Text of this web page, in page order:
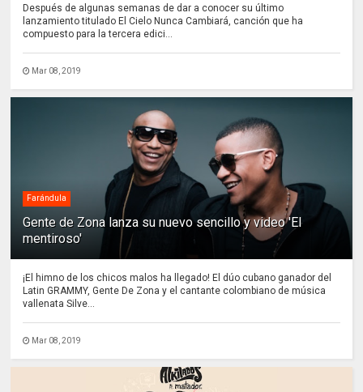
Después de algunas semanas de dar a conocer su último
lanzamiento titulado El Cielo Nunca Cambiará, canción que ha
compuesto para la tercera edici...
Mar 08, 2019
Farándula
Gente de Zona lanza su nuevo sencillo y video 'El
mentiroso'
¡El himno de los chicos malos ha llegado! El dúo cubano ganador del
Latin GRAMMY, Gente De Zona y el cantante colombiano de música
vallenata Silve...
Mar 08, 2019